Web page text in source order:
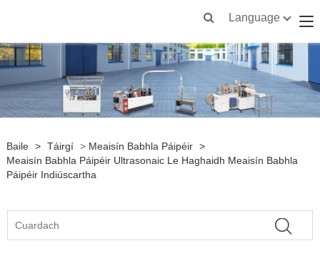
Language
Baile > Táirgí > Meaisín Babhla Páipéir >
Meaisín Babhla Páipéir Ultrasonaic Le Haghaidh Meaisín Babhla
Páipéir Indiúscartha